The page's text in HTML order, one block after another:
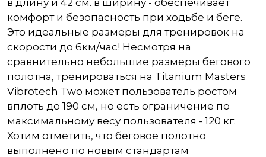
в длину и 42 см. в ширину - обеспечивает
комфорт и безопасность при ходьбе и беге.
Это идеальные размеры для тренировок на
скорости до 6км/час! Несмотря на
сравнительно небольшие размеры бегового
полотна, тренироваться на Titanium Masters
Vibrotech Two может пользователь ростом
вплоть до 190 см, но есть ограничение по
максимальному весу пользователя - 120 кг.
Хотим отметить, что беговое полотно
выполнено по новым стандартам